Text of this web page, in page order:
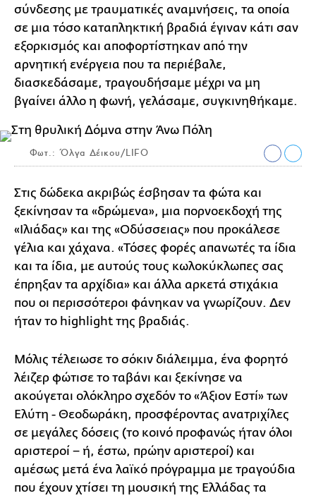
σύνδεσης με τραυματικές αναμνήσεις, τα οποία
σε μια τόσο καταπληκτική βραδιά έγιναν κάτι σαν
εξορκισμός και αποφορτίστηκαν από την
αρνητική ενέργεια που τα περιέβαλε,
διασκεδάσαμε, τραγουδήσαμε μέχρι να μη
βγαίνει άλλο η φωνή, γελάσαμε, συγκινηθήκαμε.
Φωτ.: Όλγα Δέικου/LIFO
Στις δώδεκα ακριβώς έσβησαν τα φώτα και
ξεκίνησαν τα «δρώμενα», μια πορνοεκδοχή της
«Ιλιάδας» και της «Οδύσσειας» που προκάλεσε
γέλια και χάχανα. «Τόσες φορές απανωτές τα ίδια
και τα ίδια, με αυτούς τους κωλοκύκλωπες σας
έπρηξαν τα αρχίδια» και άλλα αρκετά στιχάκια
που οι περισσότεροι φάνηκαν να γνωρίζουν. Δεν
ήταν το highlight της βραδιάς.
Μόλις τέλειωσε το σόκιν διάλειμμα, ένα φορητό
λέιζερ φώτισε το ταβάνι και ξεκίνησε να
ακούγεται ολόκληρο σχεδόν το «Άξιον Εστί» των
Ελύτη - Θεοδωράκη, προσφέροντας ανατριχίλες
σε μεγάλες δόσεις (το κοινό προφανώς ήταν όλοι
αριστεροί − ή, έστω, πρώην αριστεροί) και
αμέσως μετά ένα λαϊκό πρόγραμμα με τραγούδια
που έχουν χτίσει τη μουσική της Ελλάδας τα